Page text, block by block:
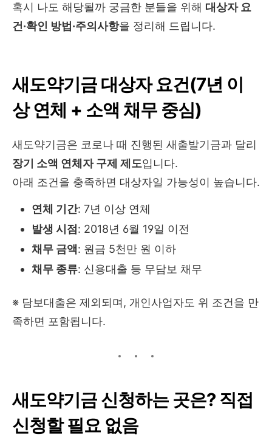
혹시 나도 해당될까 궁금한 분들을 위해 대상자 요
건·확인 방법·주의사항을 정리해 드립니다.
새도약기금 대상자 요건(7년 이
상 연체 + 소액 채무 중심)
새도약기금은 코로나 때 진행된 새출발기금과 달리
장기 소액 연체자 구제 제도입니다.
아래 조건을 충족하면 대상자일 가능성이 높습니다.
연체 기간: 7년 이상 연체
발생 시점 : 2018년 6월 19일 이전
채무 금액: 원금 5천만 원 이하
채무 종류: 신용대출 등 무담보 채무
※ 담보대출은 제외되며, 개인사업자도 위 조건을 만
족하면 포함됩니다.
새도약기금 신청하는 곳은? 직접
신청할 필요 없음